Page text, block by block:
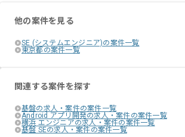
他の案件を見る
SE (システムエンジニア)の案件一覧
東京都の案件一覧
関連する案件を探す
基盤の求人・案件の案件一覧
Android アプリ開発の求人・案件の案件一覧
横浜 エンジニアの求人・案件の案件一覧
基盤 SEの求人・案件の案件一覧